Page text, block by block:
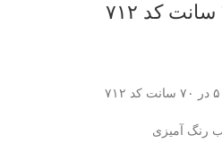
رنگ آمیزی